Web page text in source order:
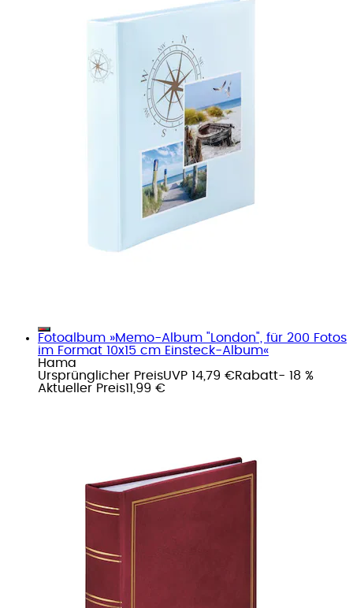
Fotoalbum »Memo-Album "London", für 200 Fotos
im Format 10x15 cm Einsteck-Album«
Hama
Ursprünglicher PreisUVP 14,79 €Rabatt- 18 %
Aktueller Preis11,99 €